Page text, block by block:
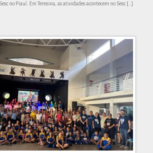
no Piauí. Em Teresina, as atividades acontecem no Sesc […]